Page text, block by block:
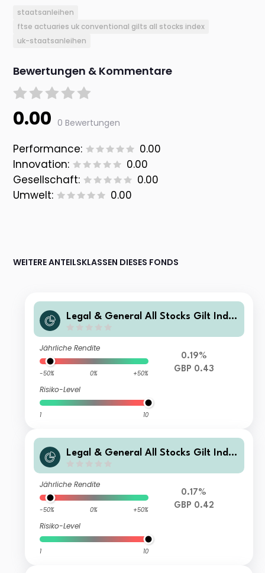
staatsanleihen
ftse actuaries uk conventional gilts all stocks index
uk-staatsanleihen
Bewertungen & Kommentare
0.00 0 Bewertungen
Performance:
0.00
Innovation:
0.00
Gesellschaft:
0.00
Umwelt:
0.00
WEITERE ANTEILSKLASSEN DIESES FONDS
Legal & General All Stocks Gilt Inde
Jährliche Rendite
-50% 0% +50%
Risiko-Level
1 10
0.19%
GBP 0.43
Legal & General All Stocks Gilt Inde
Jährliche Rendite
-50% 0% +50%
Risiko-Level
1 10
0.17%
GBP 0.42